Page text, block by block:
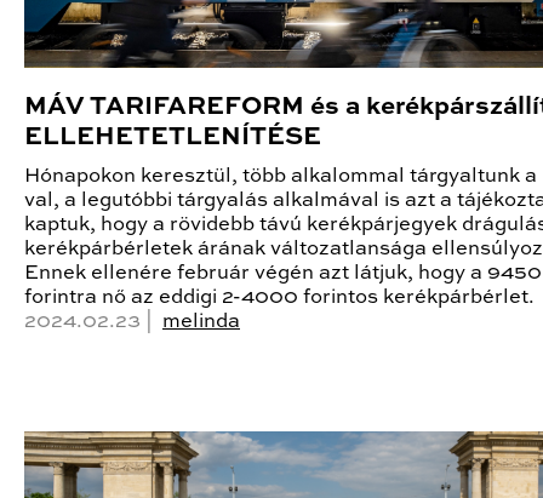
MÁV TARIFAREFORM és a
ELLEHETETLENÍTÉSE
Hónapokon keresztül, több alkalommal tárgyaltunk a
val, a legutóbbi tárgyalás alkalmával is azt a
kaptuk, hogy a rövidebb távú kerékpárjegyek
kerékpárbérletek árának változatlansága
Ennek ellenére február végén azt látjuk, hogy a 9450
forintra nő az eddigi 2-4000 forintos kerékpárbérlet.
2024.02.23 | melinda